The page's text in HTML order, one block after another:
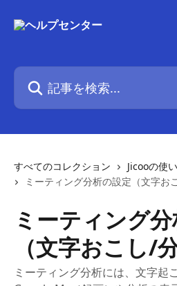
記事を検索...
すべてのコレクション Jicooの使
ミーティング分析の設定（文字お
ミーティング
（文字おこし/
ミーティング分析には、文字起